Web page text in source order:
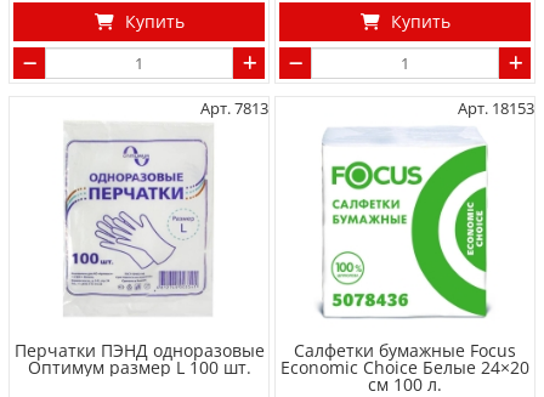
Купить Купить
Арт. 7813
Перчатки ПЭНД одноразовые
Оптимум размер L 100 шт.
Арт. 18153
Салфетки бумажные Focus
Economic Choice Белые 24×20
см 100 л.